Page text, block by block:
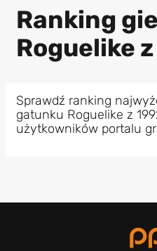
Ranking
Roguelike
Sprawdź ranking
gatunku Roguelike z
użytkowników portalu